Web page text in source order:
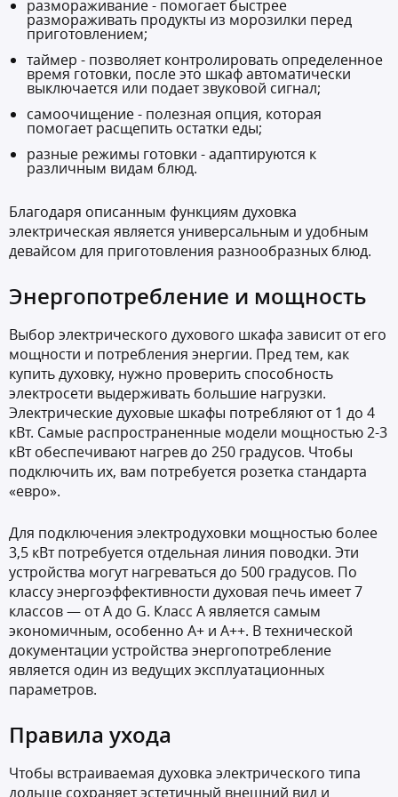
размораживание - помогает быстрее
размораживать продукты из морозилки перед
приготовлением;
таймер - позволяет контролировать определенное
время готовки, после это шкаф автоматически
выключается или подает звуковой сигнал;
самоочищение - полезная опция, которая
помогает расщепить остатки еды;
разные режимы готовки - адаптируются к
различным видам блюд.
Благодаря описанным функциям духовка
электрическая является универсальным и удобным
девайсом для приготовления разнообразных блюд.
Энергопотребление и мощность
Выбор электрического духового шкафа зависит от его
мощности и потребления энергии. Пред тем, как
купить духовку, нужно проверить способность
электросети выдерживать большие нагрузки.
Электрические духовые шкафы потребляют от 1 до 4
кВт. Самые распространенные модели мощностью 2-3
кВт обеспечивают нагрев до 250 градусов. Чтобы
подключить их, вам потребуется розетка стандарта
«евро».
Для подключения электродуховки мощностью более
3,5 кВт потребуется отдельная линия поводки. Эти
устройства могут нагреваться до 500 градусов. По
классу энергоэффективности духовая печь имеет 7
классов — от A до G. Класс А является самым
экономичным, особенно А+ и А++. В технической
документации устройства энергопотребление
является один из ведущих эксплуатационных
параметров.
Правила ухода
Чтобы встраиваемая духовка электрического типа
дольше сохраняет эстетичный внешний вид и